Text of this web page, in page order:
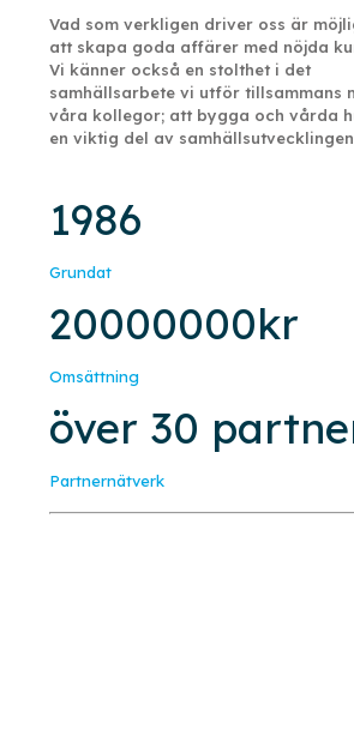
Vad som verkligen driver oss är
att skapa goda affärer med nöjda
Vi känner också en stolthet i det
samhällsarbete vi utför tillsammans
våra kollegor; att bygga och vårda
en viktig del av
1986
Grundat
20000000kr
Omsättning
över 30
Partnernätverk